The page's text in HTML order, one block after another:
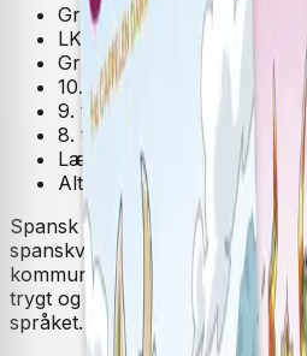
Grunnbok
LK20
Grunnskole
10. trinn
9. trinn
8. trinn
Lærerens bok
Alt-i-ett-bok
Spansk 8-10 fra Cappelen
spanskverk til LK20.
kommunikasjon, lek og aktivitet
trygt og godt klassemiljø der
språket.